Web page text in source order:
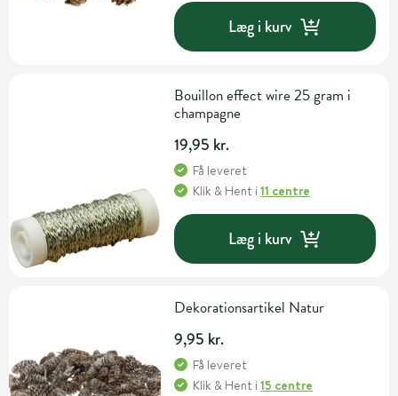
Læg i kurv
Bouillon effect wire 25 gram i
champagne
19,95 kr.
Få leveret
Klik & Hent i11 centre
Læg i kurv
Dekorationsartikel Natur
9,95 kr.
Få leveret
Klik & Hent i15 centre